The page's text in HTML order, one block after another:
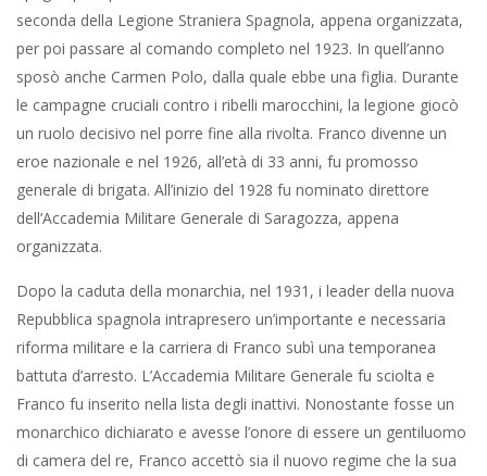
seconda della Legione Straniera Spagnola, appena organizzata,
per poi passare al comando completo nel 1923. In quell’anno
sposò anche Carmen Polo, dalla quale ebbe una figlia. Durante
le campagne cruciali contro i ribelli marocchini, la legione giocò
un ruolo decisivo nel porre fine alla rivolta. Franco divenne un
eroe nazionale e nel 1926, all’età di 33 anni, fu promosso
generale di brigata. All’inizio del 1928 fu nominato direttore
dell’Accademia Militare Generale di Saragozza, appena
organizzata.
Dopo la caduta della monarchia, nel 1931, i leader della nuova
Repubblica spagnola intrapresero un’importante e necessaria
riforma militare e la carriera di Franco subì una temporanea
battuta d’arresto. L’Accademia Militare Generale fu sciolta e
Franco fu inserito nella lista degli inattivi. Nonostante fosse un
monarchico dichiarato e avesse l’onore di essere un gentiluomo
di camera del re, Franco accettò sia il nuovo regime che la sua